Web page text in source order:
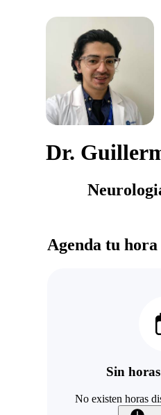
Dr.
Agenda tu hora
Sin
No existen horas